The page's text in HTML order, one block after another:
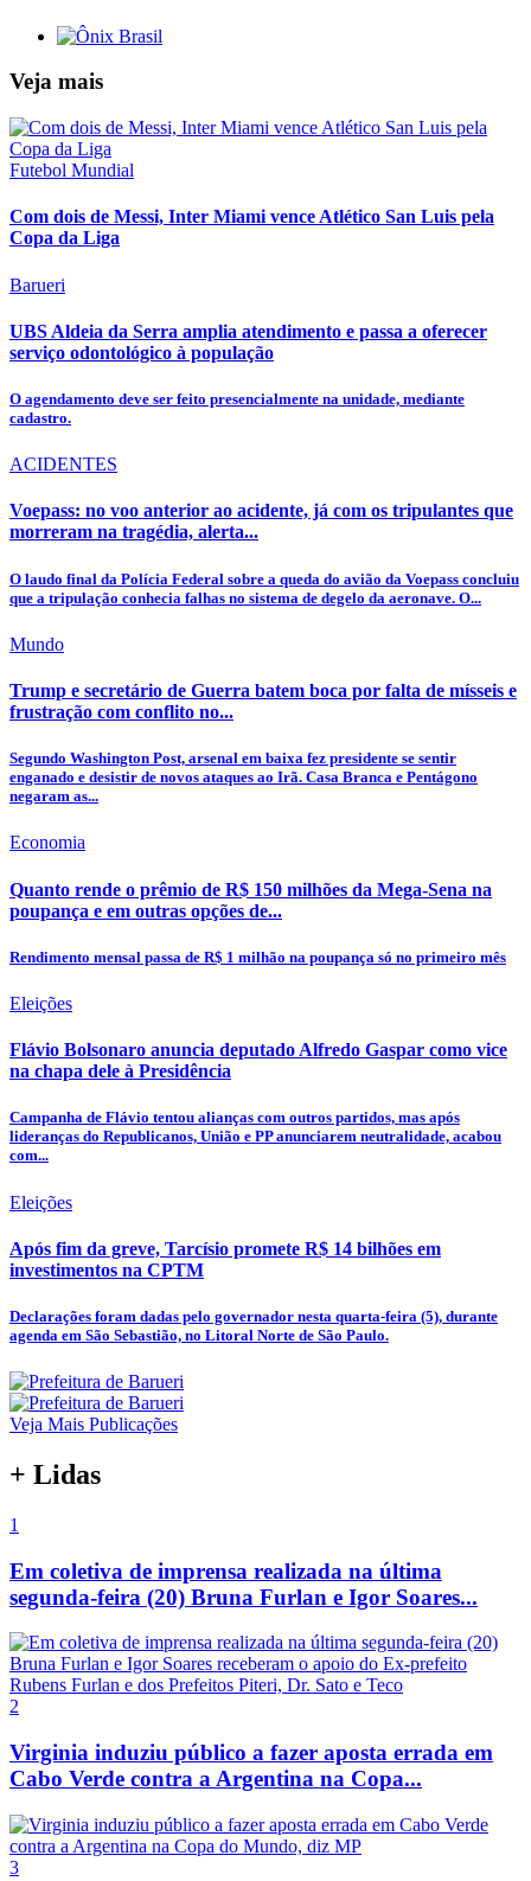
Veja mais
Futebol Mundial
Com dois de Messi, Inter Miami vence Atlético San Luis pela
Copa da Liga
Barueri
UBS Aldeia da Serra amplia atendimento e passa a oferecer
serviço odontológico à população
O agendamento deve ser feito presencialmente na unidade, mediante
cadastro.
ACIDENTES
Voepass: no voo anterior ao acidente, já com os tripulantes que
morreram na tragédia, alerta...
O laudo final da Polícia Federal sobre a queda do avião da Voepass concluiu
que a tripulação conhecia falhas no sistema de degelo da aeronave. O...
Mundo
Trump e secretário de Guerra batem boca por falta de mísseis e
frustração com conflito no...
Segundo Washington Post, arsenal em baixa fez presidente se sentir
enganado e desistir de novos ataques ao Irã. Casa Branca e Pentágono
negaram as...
Economia
Quanto rende o prêmio de R$ 150 milhões da Mega-Sena na
poupança e em outras opções de...
Rendimento mensal passa de R$ 1 milhão na poupança só no primeiro mês
Eleições
Flávio Bolsonaro anuncia deputado Alfredo Gaspar como vice
na chapa dele à Presidência
Campanha de Flávio tentou alianças com outros partidos, mas após
lideranças do Republicanos, União e PP anunciarem neutralidade, acabou
com...
Eleições
Após fim da greve, Tarcísio promete R$ 14 bilhões em
investimentos na CPTM
Declarações foram dadas pelo governador nesta quarta-feira (5), durante
agenda em São Sebastião, no Litoral Norte de São Paulo.
Veja Mais Publicações
+ Lidas
1
Em coletiva de imprensa realizada na última
segunda-feira (20) Bruna Furlan e Igor Soares...
2
Virginia induziu público a fazer aposta errada em
Cabo Verde contra a Argentina na Copa...
3